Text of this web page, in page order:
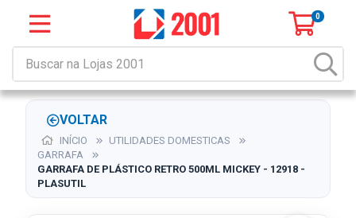
0
VOLTAR
INÍCIO
UTILIDADES DOMESTICAS
GARRAFA
GARRAFA DE PLÁSTICO RETRO 500ML MICKEY - 12918 -
PLASUTIL